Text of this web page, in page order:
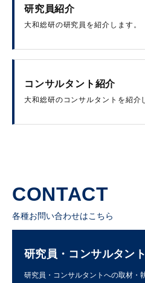
研究員紹介
大和総研の研究員を紹介します。
コンサルタント紹介
大和総研のコンサルタントを紹介
CONTACT
各種お問い合わせはこちら
研究員・コンサルタント
研究員・コンサルタントへの取材・